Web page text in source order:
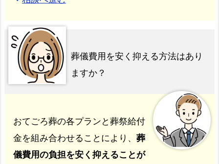
葬儀費用を安く抑える方法はあり
ますか？
おてごろ葬の各プランと葬祭給付
金を組み合わせることにより、 葬
儀費用の負担を安く抑えることが